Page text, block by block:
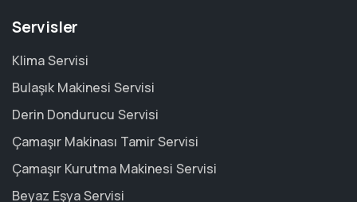
Servisler
Klima Servisi
Bulaşık Makinesi Servisi
Derin Dondurucu Servisi
Çamaşır Makinası Tamir Servisi
Çamaşır Kurutma Makinesi Servisi
Beyaz Eşya Servisi